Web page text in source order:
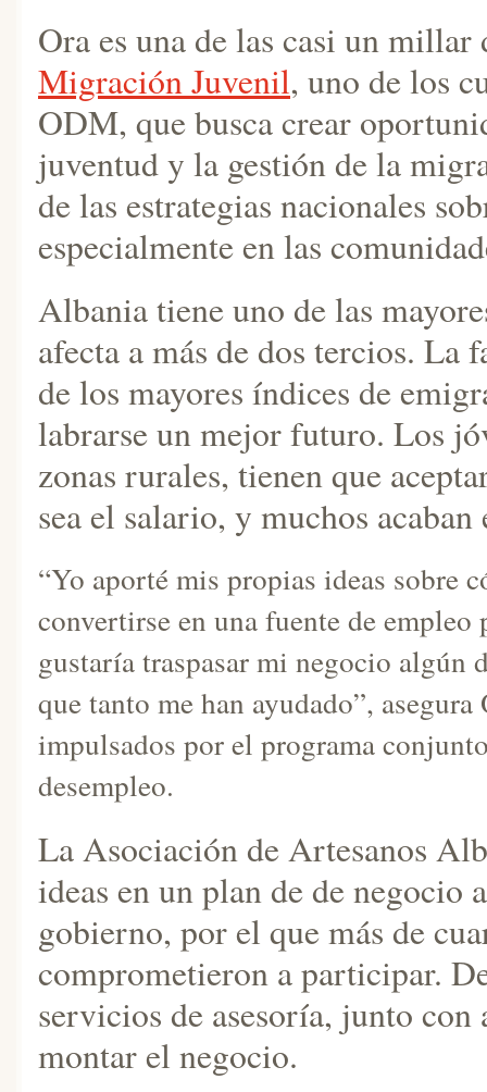
Ora es una de las casi un
Migración Juvenil, uno de los
ODM, que busca crear
juventud y la gestión de la
de las estrategias nacionales
especialmente en las
Albania tiene uno de las
afecta a más de dos tercios. La
de los mayores índices de
labrarse un mejor futuro. Los
zonas rurales, tienen que
sea el salario, y muchos
“Yo aporté mis propias ideas sobre
convertirse en una fuente de
gustaría traspasar mi negocio algún
que tanto me han ayudado”,
impulsados por el programa
desempleo.
La Asociación de Artesanos
ideas en un plan de de negocio
gobierno, por el que más de
comprometieron a participar.
servicios de asesoría, junto con
montar el negocio.